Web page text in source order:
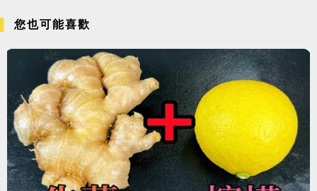
您也可能喜歡